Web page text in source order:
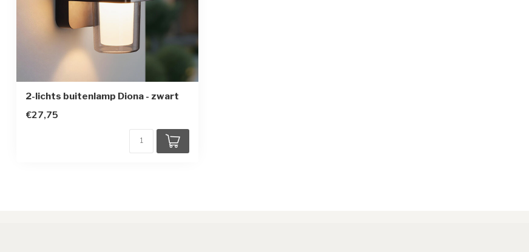
Beschermingsgraad
Beschermingsklasse
Bewegingssensor
2-lichts buitenlamp Diona - zwart
€27,75